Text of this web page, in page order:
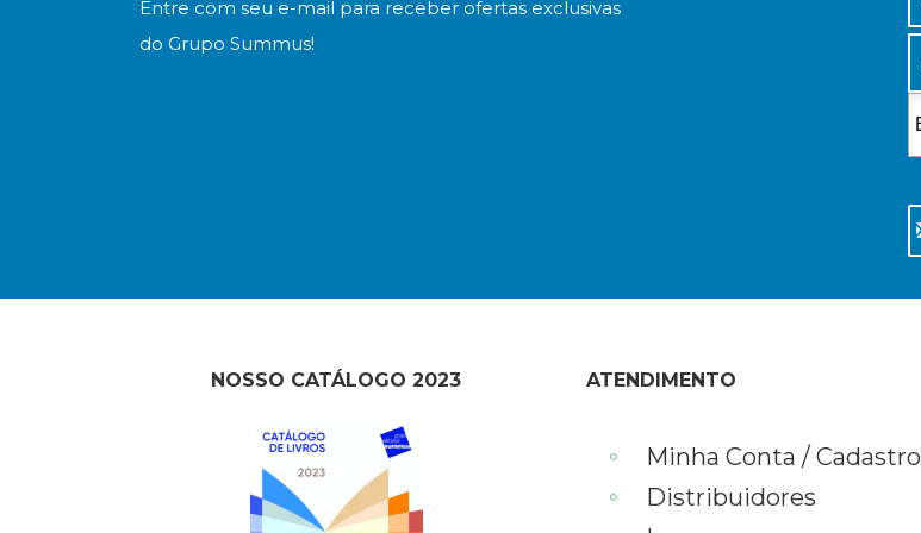
Entre com seu e-mail para receber ofertas exclusivas
do Grupo Summus!
NOSSO CATÁLOGO 2023 ATENDIMENTO
Minha Conta / Cadastro
Distribuidores